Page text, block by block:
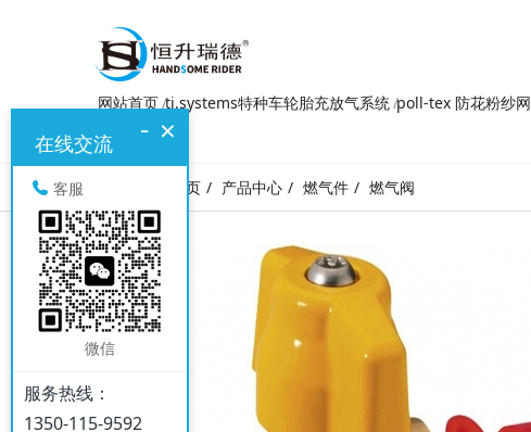
网站首页 ti.systems特种车轮胎充放气系统 poll-tex 防花粉纱网
网站首页 产品中心 燃气件 燃气阀
×
-
在线交流
客服
微信
服务热线：
1350-115-9592